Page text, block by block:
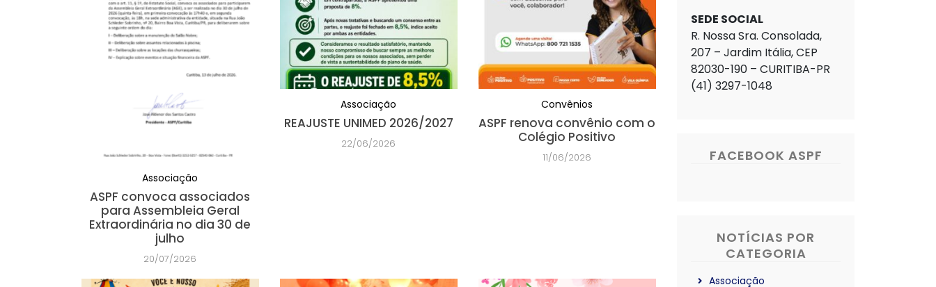
Associação
ASPF convoca associados
para Assembleia Geral
Extraordinária no dia 30 de
julho
20/07/2026
Associação
REAJUSTE UNIMED 2026/2027
22/06/2026
Convênios
ASPF renova convênio com o
Colégio Positivo
11/06/2026
SEDE SOCIAL
R. Nossa Sra. Consolada,
207 – Jardim Itália, CEP
82030-190 – CURITIBA-PR
(41) 3297-1048
FACEBOOK ASPF
NOTÍCIAS POR
CATEGORIA
Associação